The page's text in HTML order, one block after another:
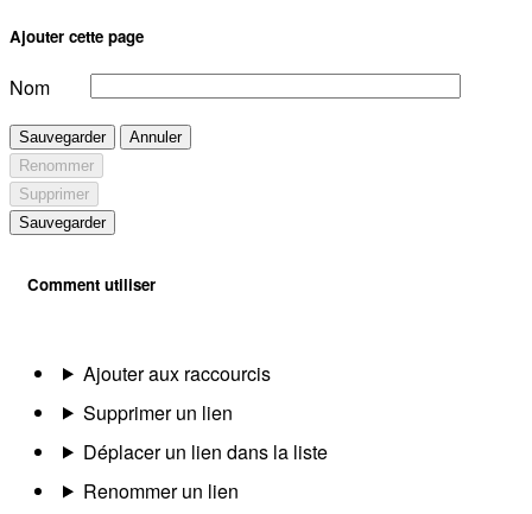
Ajouter cette page
Nom
Sauvegarder
Annuler
Renommer
Supprimer
Sauvegarder
Comment utiliser
Ajouter aux raccourcis
Supprimer un lien
Déplacer un lien dans la liste
Renommer un lien